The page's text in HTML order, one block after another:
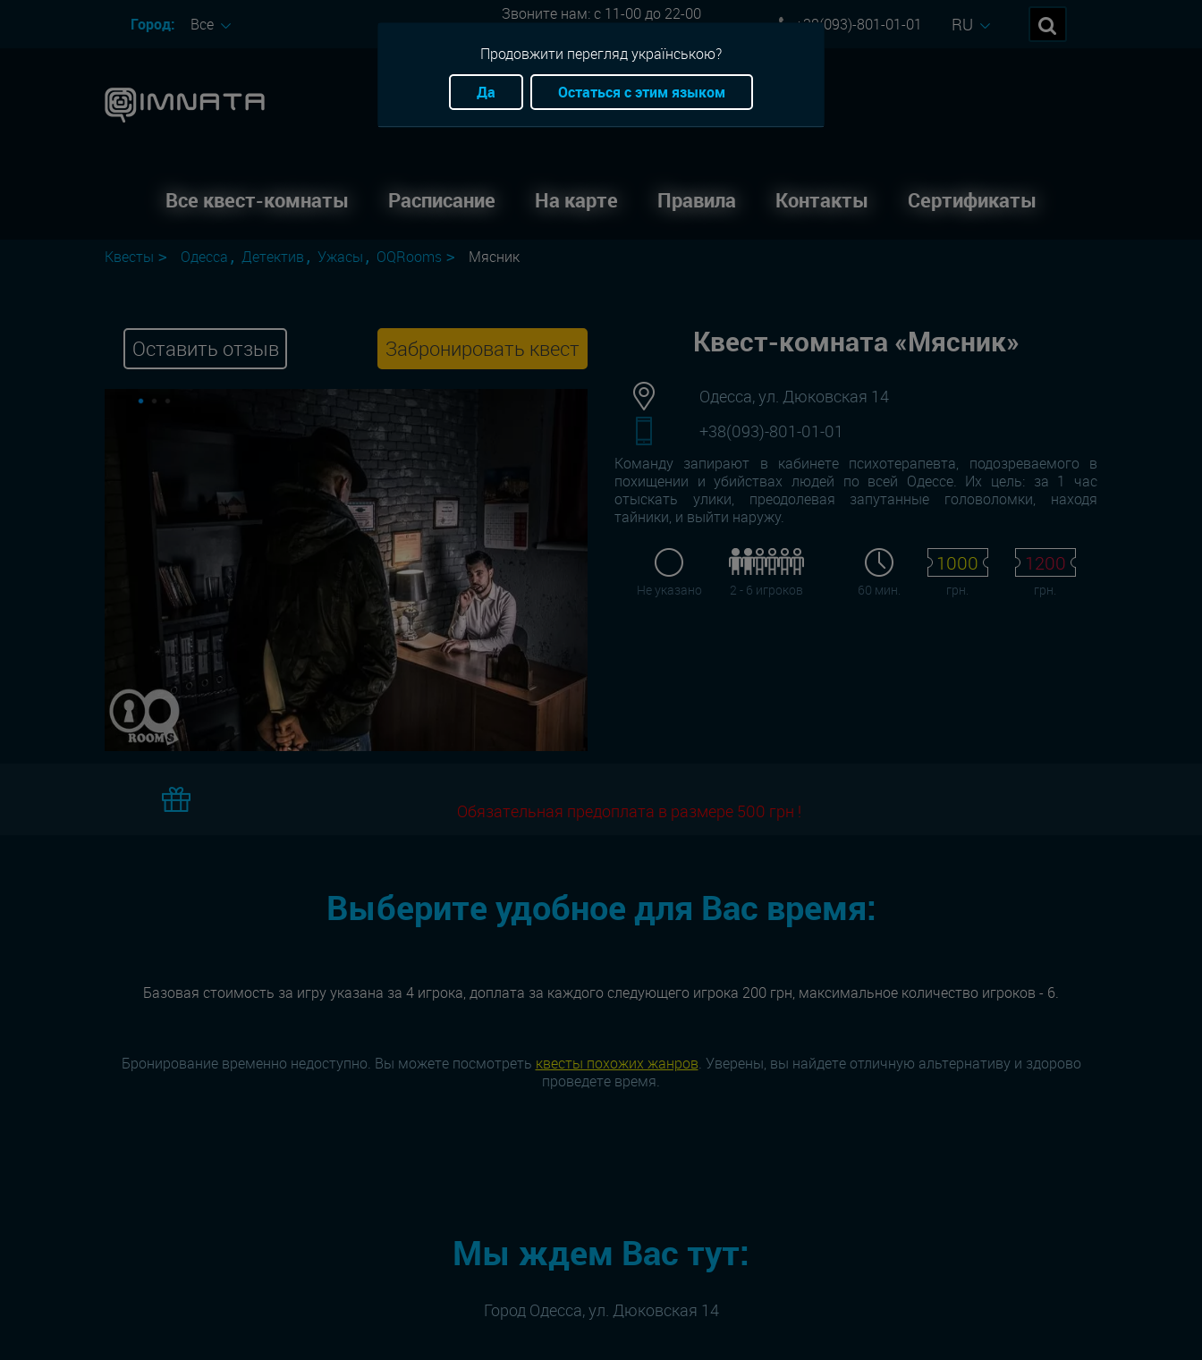
Город: Все
Звоните нам: с 11-00 до 22-00
+38(093)-801-01-01 RU
Все квест-комнаты Расписание На карте Правила Контакты Сертификаты
Квесты Одесса Детектив Ужасы OQRooms Мясник
Оставить отзыв Забронировать квест Квест-комната «Мясник»
Одесса, ул. Дюковская 14
+38(093)-801-01-01
Команду запирают в кабинете психотерапевта, подозреваемого в
похищении и убийствах людей по всей Одессе. Их цель: за 1 час
отыскать улики, преодолевая запутанные головоломки, находя
тайники, и выйти наружу.
Не указано 2 - 6 игроков 60 мин.
1000
грн.
1200
грн.
Обязательная предоплата в размере 500 грн !
Выберите удобное для Вас время:
Базовая стоимость за игру указана за 4 игрока, доплата за каждого следующего игрока 200 грн, максимальное количество игроков - 6.
Бронирование временно недоступно. Вы можете посмотреть квесты похожих жанров. Уверены, вы найдете отличную альтернативу и здорово
проведете время.
Мы ждем Вас тут:
Город Одесса, ул. Дюковская 14
Продовжити перегляд українською?
Да
Остаться с этим языком